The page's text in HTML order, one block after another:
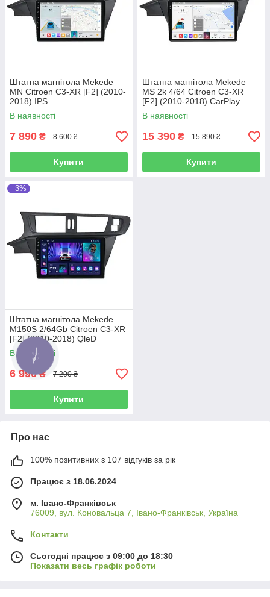
Штатна магнітола Mekede
MN Citroen C3-XR [F2] (2010-
2018) IPS
В наявності
7 890 ₴ 8 600 ₴
Купити
Штатна магнітола Mekede
MS 2k 4/64 Citroen C3-XR
[F2] (2010-2018) CarPlay
QleD
В наявності
15 390 ₴ 15 890 ₴
Купити
–3%
Штатна магнітола Mekede
M150S 2/64Gb Citroen C3-XR
[F2] (2010-2018) QleD
В наявності
6 990₴ 7 200 ₴
Купити
Про нас
100% позитивних з 107 відгуків за рік
Працює з 18.06.2024
м. Івано-Франківськ
76009, вул. Коновальца 7, Івано-Франківськ, Україна
Контакти
Сьогодні працює з 09:00 до 18:30
Показати весь графік роботи